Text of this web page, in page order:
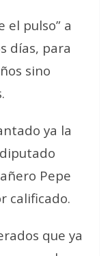
el pulso” a
días, para
sino
ya la
Pepe
calificado.
que ya